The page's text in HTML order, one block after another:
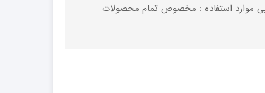
سازنده : آمریکایی موارد استفاده : مخصوص تمام محصولات